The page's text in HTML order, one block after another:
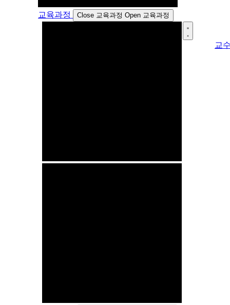
교육과정 Close 교육과정 Open 교육과정
교